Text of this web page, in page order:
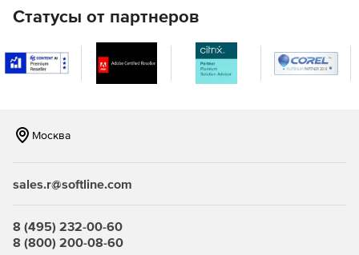
давлением);
затвердевания с учетом подвода электрического
тока.
получения отливки:
атмосфере и вакууме);
получением информации о поле скоростей и
температуре расплава, возможных «перемерзаниях»
Статусы от партнеров
Москва
sales.r@softline.com
8 (495) 232-00-60
8 (800) 200-08-60